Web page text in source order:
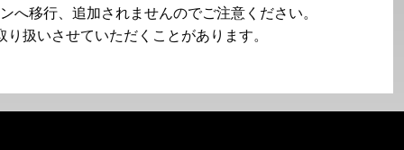
移行、追加されませんのでご注意ください。
扱いさせていただくことがあります。